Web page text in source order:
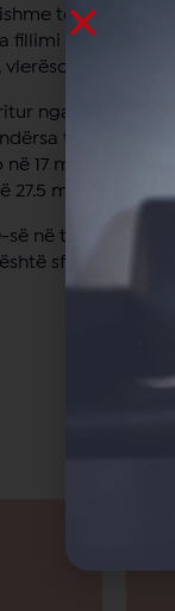
të
fillimi i vitit 2011.
se
nga 65.7
ndërsa të
17 milionë
27.5 milionë euro
së në të gjitha
sfiduar